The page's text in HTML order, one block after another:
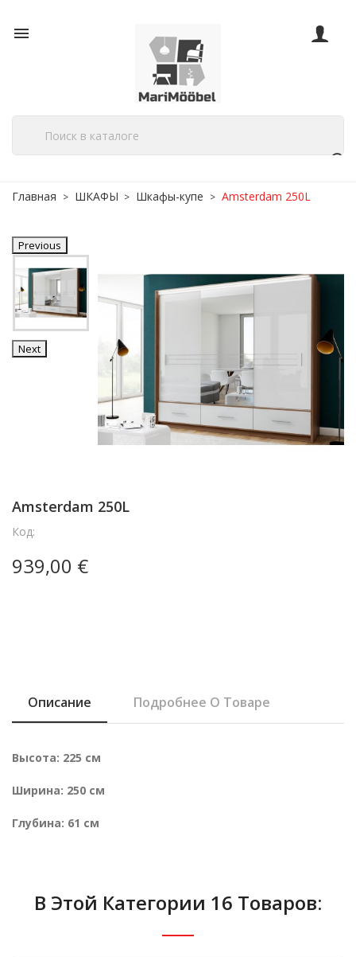

Главная ШКАФЫ Шкафы-купе Amsterdam 250L
Previous
Next
Amsterdam 250L
Код:
939,00 €
Описание Подробнее О Товаре
Высота: 225 см
Ширина: 250 см
Глубина: 61 см
В Этой Категории 16 Товаров: